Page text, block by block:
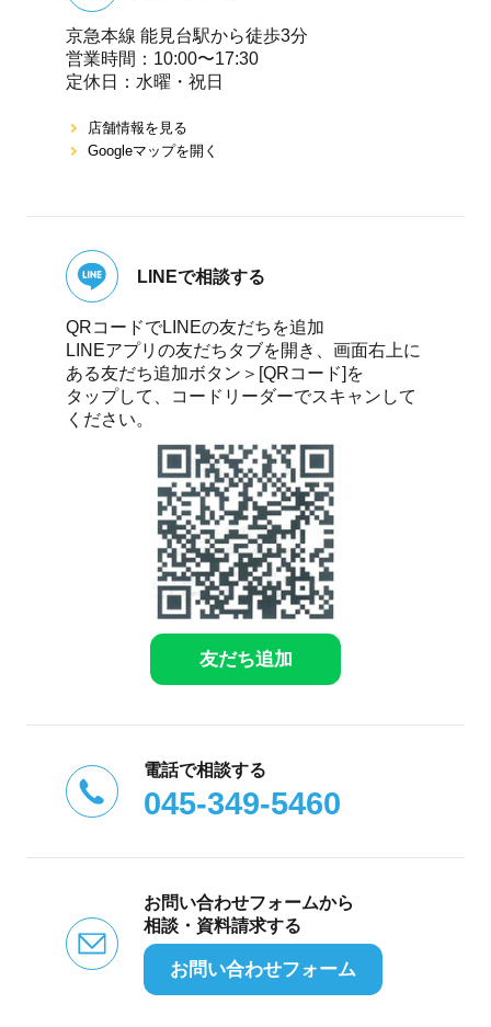
京急本線 能⾒台駅から徒歩3分
営業時間：10:00〜17:30
定休⽇：⽔曜・祝⽇
店舗情報を⾒る
Googleマップを開く
LINEで相談する
QRコードでLINEの友だちを追加
LINEアプリの友だちタブを開き、画面右上に
ある友だち追加ボタン＞[QRコード]を
タップして、コードリーダーでスキャンして
ください。
友だち追加
電話で相談する
045-349-5460
お問い合わせフォームから
相談・資料請求する
お問い合わせフォーム